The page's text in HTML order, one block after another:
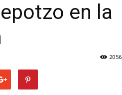
en la
2056